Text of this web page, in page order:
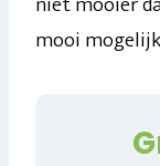
mooi